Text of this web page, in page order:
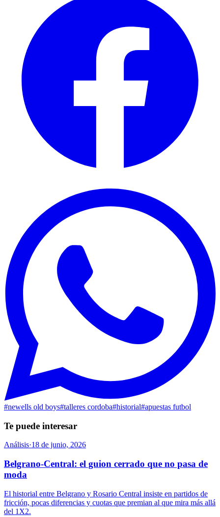
#newells old boys#talleres cordoba#historial#apuestas futbol
Te puede interesar
Análisis·18 de junio, 2026
Belgrano-Central: el guion cerrado que no pasa de
moda
El historial entre Belgrano y Rosario Central insiste en partidos de
fricción, pocas diferencias y cuotas que premian al que mira más allá
del 1X2.